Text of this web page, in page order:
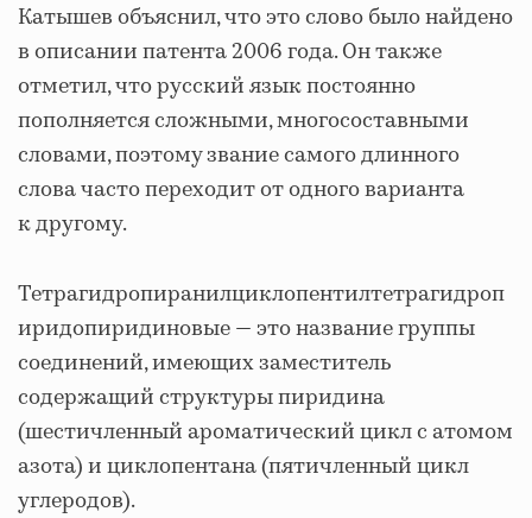
Катышев объяснил, что это слово было найдено
в описании патента 2006 года. Он также
отметил, что русский язык постоянно
пополняется сложными, многосоставными
словами, поэтому звание самого длинного
слова часто переходит от одного варианта
к другому.
Тетрагидропиранилциклопентилтетрагидроп
иридопиридиновые — это название группы
соединений, имеющих заместитель
содержащий структуры пиридина
(шестичленный ароматический цикл с атомом
азота) и циклопентана (пятичленный цикл
углеродов).